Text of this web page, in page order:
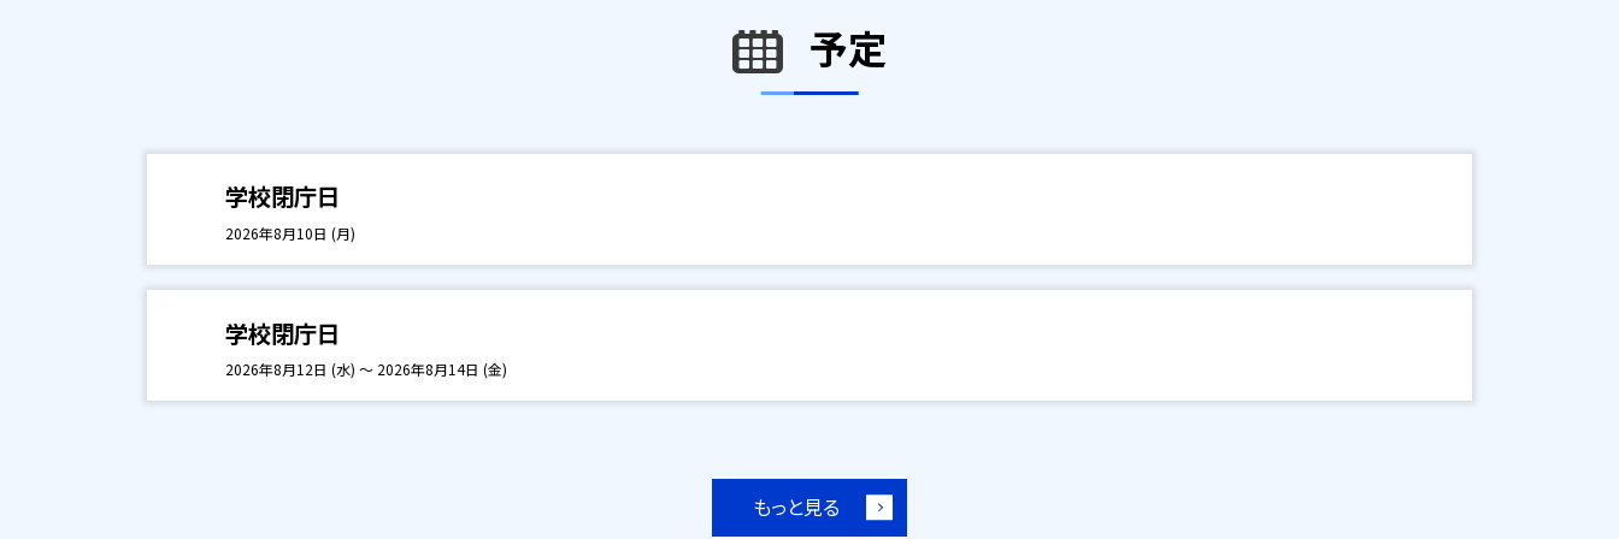
予定
学校閉庁日
2026年8月10日 (月)
学校閉庁日
2026年8月12日 (水) ～ 2026年8月14日 (金)
もっと見る